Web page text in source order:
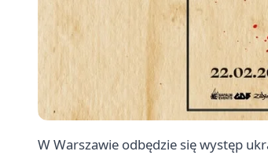
W Warszawie odbędzie się występ